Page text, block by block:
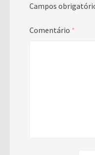
Campos
Comentário *